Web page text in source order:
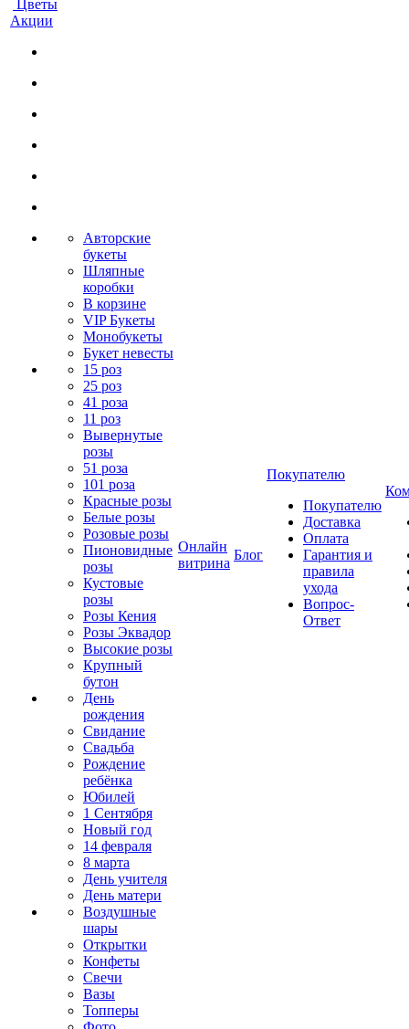
Цветы
Акции
Авторские
букеты
Шляпные
коробки
В корзине
VIP Букеты
Монобукеты
Букет невесты
15 роз
25 роз
41 роза
11 роз
Вывернутые
розы
51 роза
101 роза
Красные розы
Белые розы
Розовые розы
Пионовидные
розы
Кустовые
розы
Розы Кения
Розы Эквадор
Высокие розы
Крупный
бутон
День
рождения
Свидание
Свадьба
Рождение
ребёнка
Юбилей
1 Сентября
Новый год
14 февраля
8 марта
День учителя
День матери
Воздушные
шары
Открытки
Конфеты
Свечи
Вазы
Топперы
Онлайн
витрина
Блог
Покупателю
Покупателю
Доставка
Оплата
Гарантия и
правила
ухода
Вопрос-
Ответ